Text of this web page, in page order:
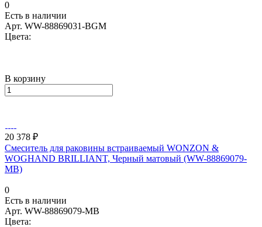
0
Есть в наличии
Арт. WW-88869031-BGM
Цвета:
В корзину
20 378 ₽
Смеситель для раковины встраиваемый WONZON &
WOGHAND BRILLIANT, Черный матовый (WW-88869079-
MB)
0
Есть в наличии
Арт. WW-88869079-MB
Цвета: